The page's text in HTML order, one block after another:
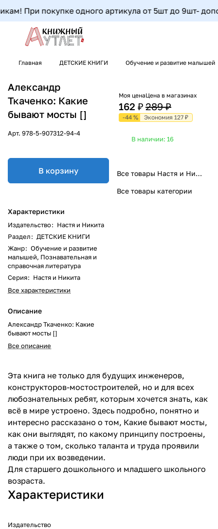
При покупке одного артикула от 5шт до 9шт-
Главная ДЕТСКИЕ КНИГИ Обучение и развитие малышей
Александр
Ткаченко: Какие
бывают мосты []
Арт. 978-5-907312-94-4
В корзину
Характеристики
Издательство: Настя и Никита
Раздел: ДЕТСКИЕ КНИГИ
Жанр: Обучение и развитие
малышей, Познавательная и
справочная литература
Серия: Настя и Никита
Все характеристики
Описание
Александр Ткаченко: Какие
бывают мосты []
Все описание
Моя цена
162 ₽
Цена в магазинах
289 ₽
-44 % Экономия 127 ₽
В наличии: 16
Все товары Настя и Никита
Все товары категории
Эта книга не только для будущих инженеров,
конструкторов-мостостроителей, но и для всех
любознательных ребят, которым хочется знать, как
всё в мире устроено. Здесь подробно, понятно и
интересно рассказано о том, Какие бывают мосты,
как они выглядят, по какому принципу построены,
а также о том, сколько таланта и труда проявили
люди при их возведении.
Для старшего дошкольного и младшего школьного
возраста.
Характеристики
Издательство